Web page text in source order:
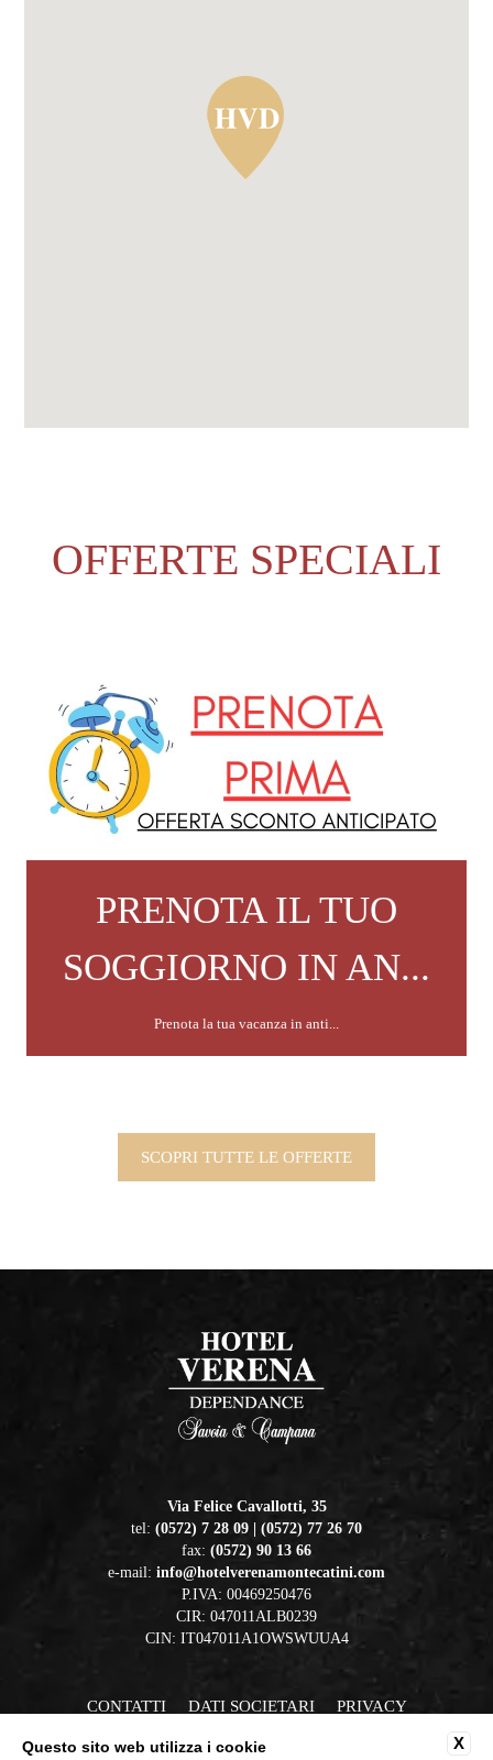
OFFERTE SPECIALI
PRENOTA IL TUO
SOGGIORNO IN AN...
Prenota la tua vacanza in anti...
SCOPRI TUTTE LE OFFERTE
Via Felice Cavallotti, 35
tel: (0572) 7 28 09 | (0572) 77 26 70
fax: (0572) 90 13 66
e-mail: info@hotelverenamontecatini.com
P.IVA: 00469250476
CIR: 047011ALB0239
CIN: IT047011A1OWSWUUA4
CONTATTI DATI SOCIETARI
PRIVACY
X
Questo sito web utilizza i cookie